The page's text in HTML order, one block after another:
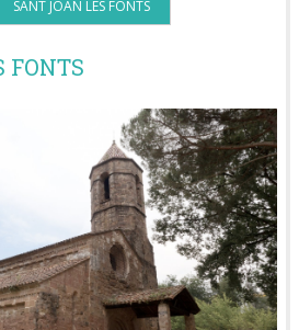
SANT JOAN LES FONTS
FONTS